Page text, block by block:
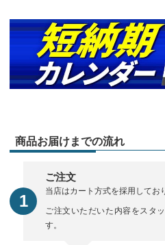
商品お届けまでの流れ
ご注文
当店はカート方式を採用してお
ご注文いただいた内容をスタ
す。